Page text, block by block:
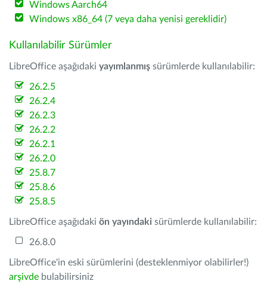
Windows Aarch64
Windows x86_64 (7 veya daha yenisi gereklidir)
Kullanılabilir Sürümler
LibreOffice aşağıdaki yayımlanmış sürümlerde kullanılabilir:
26.2.5
26.2.4
26.2.3
26.2.2
26.2.1
26.2.0
25.8.7
25.8.6
25.8.5
LibreOffice aşağıdaki ön yayındaki sürümlerde kullanılabilir:
26.8.0
LibreOffice'in eski sürümlerini (desteklenmiyor olabilirler!)
arşivde bulabilirsiniz